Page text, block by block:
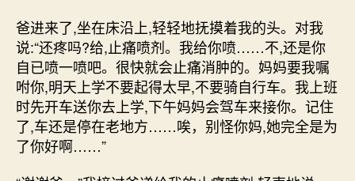
爸进来了,坐在床沿上,轻轻地抚摸着我的头。对我
说:“还疼吗?给,止痛喷剂。我给你喷……不,还是你
自已喷一喷吧。很快就会止痛消肿的。妈妈要我嘱
咐你,明天上学不要起得太早,不要骑自行车。我上班
时先开车送你去上学,下午妈妈会驾车来接你。记住
了,车还是停在老地方……唉，别怪你妈,她完全是为
了你好啊……”